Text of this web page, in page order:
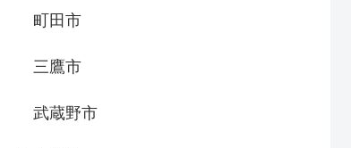
町田市
三鷹市
武蔵野市